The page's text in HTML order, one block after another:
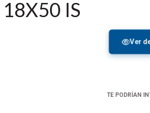
IS
para contemplar las estrellas o
Ver
TE PODRÍAN